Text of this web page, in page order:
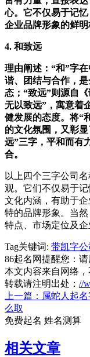
心。它不仅易于记
企业品牌形象的鲜明
4. 和致远
理由阐述：“和”字
谐、团结与合作，
态；“致远”则源自
无以致远”，寓意着
健发展的态度。将“
的文化氛围，又彰
远”三字，平和而有
合。
以上四个三字公司
观。它们不仅易于
文化内涵，有助于
特的品牌形象。当
特点、市场定位及企
Tag关键词: 带凯字公
86起名网提醒您：
本文内容来自网络
转载请注明出处： //
上一篇：属蛇人起
么取
免费起名 姓名测算
相关文章